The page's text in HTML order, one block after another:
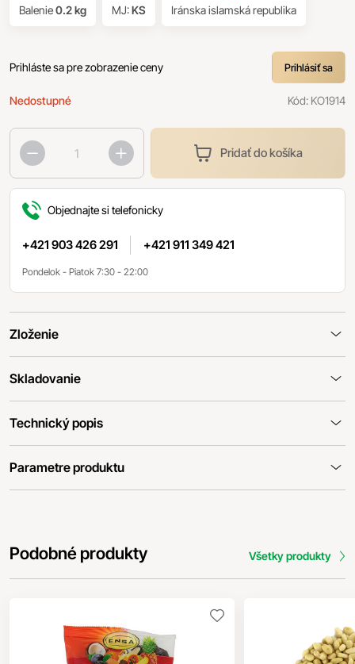
Balenie0.2 kg MJ:KS Iránska islamská republika
Prihláste sa pre zobrazenie ceny Prihlásiť sa
Nedostupné Kód: KO1914
Pridať do košíka
Objednajte si telefonicky
+421 903 426 291 +421 911 349 421
Pondelok - Piatok 7:30 - 22:00
Zloženie
Skladovanie
Technický popis
Parametre produktu
Podobné produkty Všetky produkty